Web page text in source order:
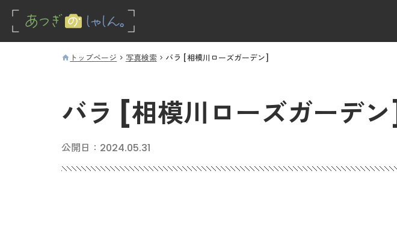
トップページ 写真検索 バラ [相模川ローズガーデン]
バラ [相模川ローズガーデン]
公開日： 2024.05.31